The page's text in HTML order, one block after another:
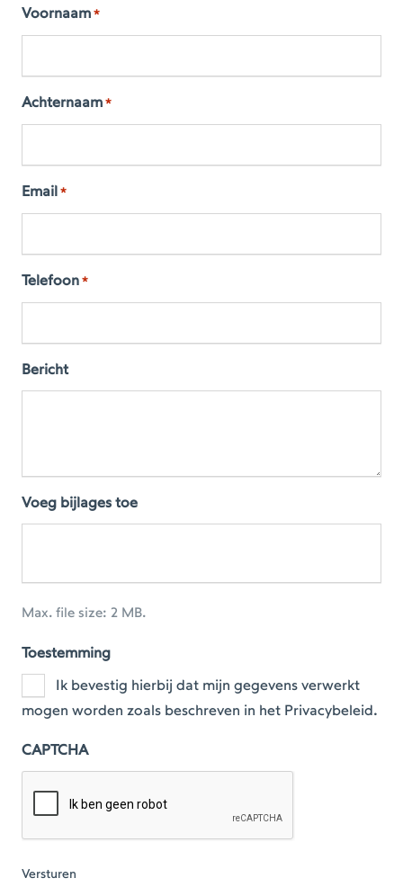
Voornaam *
Achternaam *
Email *
Telefoon *
Bericht
Voeg bijlages toe
Max. file size: 2 MB.
Toestemming
Ik bevestig hierbij dat mijn gegevens verwerkt
mogen worden zoals beschreven in het Privacybeleid.
CAPTCHA